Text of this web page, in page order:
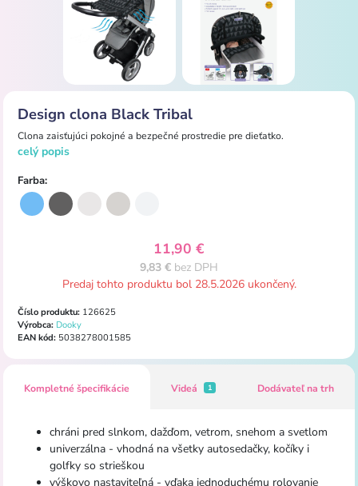
Design clona Black Tribal
Clona zaisťujúci pokojné a bezpečné prostredie pre dieťatko.
celý popis
Farba:
11,90 €
9,83 € bez DPH
Predaj tohto produktu bol 28.5.2026 ukončený.
Číslo produktu:126625
Výrobca: Dooky
EAN kód:5038278001585
Kompletné špecifikácie Videá 1 Dodávateľ na trh
chráni pred slnkom, dažďom, vetrom, snehom a svetlom
univerzálna - vhodná na všetky autosedačky, kočíky i
golfky so strieškou
výškovo nastaviteľná - vďaka jednoduchému rolovanie